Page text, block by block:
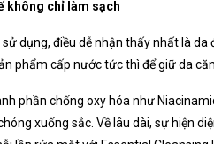
không chỉ làm sạch
sử dụng, điều dễ nhận thấy nhất là
phẩm cấp nước tức thì để giữ da
phần chống oxy hóa như
xuống sắc. Về lâu dài, sự hiện